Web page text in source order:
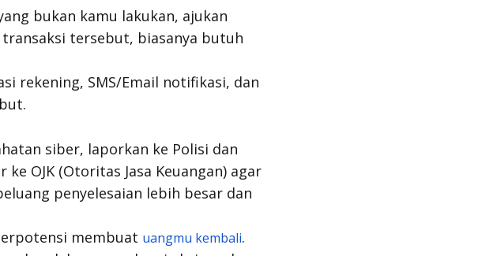
bukan kamu lakukan, ajukan
tersebut, biasanya butuh
rekening, SMS/Email notifikasi, dan
siber, laporkan ke Polisi dan
OJK (Otoritas Jasa Keuangan) agar
penyelesaian lebih besar dan
membuat uangmu kembali.